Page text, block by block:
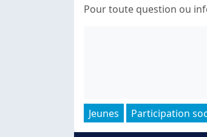
Pour toute question ou
Jeunes Participation